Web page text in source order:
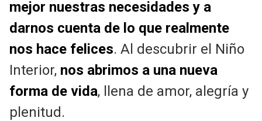
mejor nuestras necesidades y a
darnos cuenta de lo que realmente
nos hace felices. Al descubrir el Niño
Interior, nos abrimos a una nueva
forma de vida, llena de amor, alegría y
plenitud.